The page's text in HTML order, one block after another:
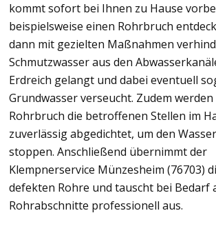
kommt sofort bei Ihnen zu Hause
beispielsweise einen Rohrbruch
dann mit gezielten Maßnahmen
Schmutzwasser aus den
Erdreich gelangt und dabei eventuell
Grundwasser verseucht. Zudem
Rohrbruch die betroffenen Stellen im
zuverlässig abgedichtet, um den
stoppen. Anschließend übernimmt der
Klempnerservice Münzesheim (76703)
defekten Rohre und tauscht bei Bedarf
Rohrabschnitte professionell aus.